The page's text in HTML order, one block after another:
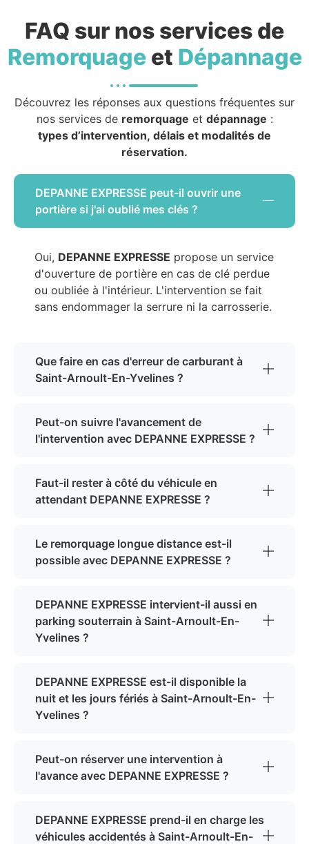
FAQ sur nos services de
Remorquageet Dépannage
Découvrez les réponses aux questions fréquentes sur
nos services de remorquage et dépannage :
types d’intervention, délais et modalités de
réservation.
DEPANNE EXPRESSE peut-il ouvrir une
portière si j'ai oublié mes clés ?
Oui, DEPANNE EXPRESSE propose un service
d'ouverture de portière en cas de clé perdue
ou oubliée à l'intérieur. L'intervention se fait
sans endommager la serrure ni la carrosserie.
Que faire en cas d'erreur de carburant à
Saint-Arnoult-En-Yvelines ?
Peut-on suivre l'avancement de
l'intervention avec DEPANNE EXPRESSE ?
Faut-il rester à côté du véhicule en
attendant DEPANNE EXPRESSE ?
Le remorquage longue distance est-il
possible avec DEPANNE EXPRESSE ?
DEPANNE EXPRESSE intervient-il aussi en
parking souterrain à Saint-Arnoult-En-
Yvelines ?
DEPANNE EXPRESSE est-il disponible la
nuit et les jours fériés à Saint-Arnoult-En-
Yvelines ?
Peut-on réserver une intervention à
l'avance avec DEPANNE EXPRESSE ?
DEPANNE EXPRESSE prend-il en charge les
véhicules accidentés à Saint-Arnoult-En-